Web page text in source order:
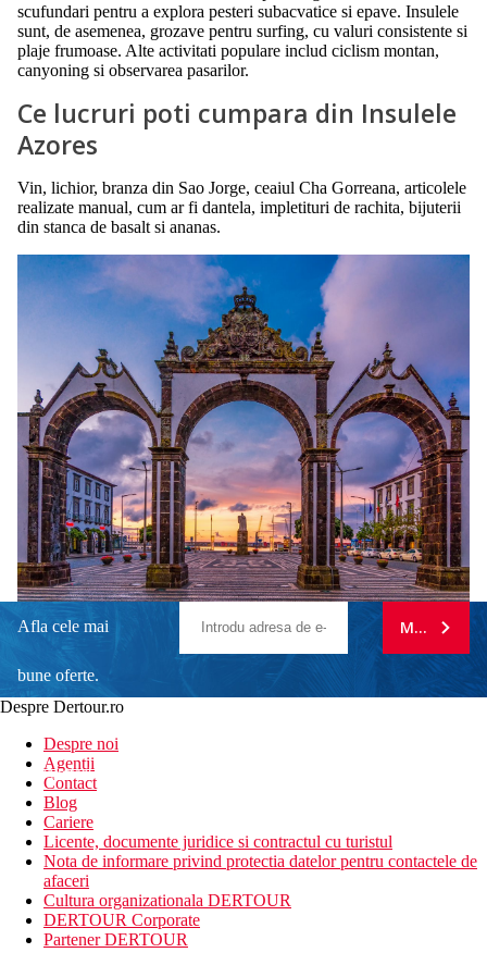
scufundari pentru a explora pesteri subacvatice si epave. Insulele
sunt, de asemenea, grozave pentru surfing, cu valuri consistente si
plaje frumoase. Alte activitati populare includ ciclism montan,
canyoning si observarea pasarilor.
Ce lucruri poti cumpara din Insulele
Azores
Vin, lichior, branza din Sao Jorge, ceaiul Cha Gorreana, articolele
realizate manual, cum ar fi dantela, impletituri de rachita, bijuterii
din stanca de basalt si ananas.
Afla cele mai
bune oferte.
newsletter!
MA
Despre Dertour.ro
Despre noi
Agentii
Contact
Blog
Cariere
Licente, documente juridice si contractul cu turistul
Nota de informare privind protectia datelor pentru contactele de
afaceri
Cultura organizationala DERTOUR
DERTOUR Corporate
Partener DERTOUR